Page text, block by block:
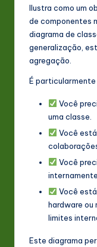
ti
o
Ilustra como um
de componentes
diagrama de
generalização,
agregação.
É particularmente
Você
uma classe.
Você
Você
Você
hardware ou
limites
Este diagrama